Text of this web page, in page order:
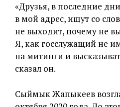
«Друзья, в последние
в мой адрес, ищут со
не выходит, почему не
Я, как госслужащий не
на митинги и
сказал он.
Сыймык Жапыкеев